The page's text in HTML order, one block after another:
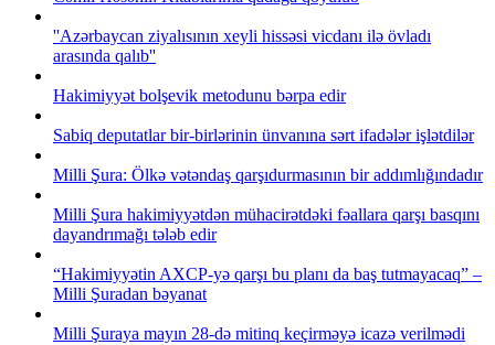
''Azərbaycan ziyalısının xeyli hissəsi vicdanı ilə övladı
arasında qalıb''
Hakimiyyət bolşevik metodunu bərpa edir
Sabiq deputatlar bir-birlərinin ünvanına sərt ifadələr işlətdilər
Milli Şura: Ölkə vətəndaş qarşıdurmasının bir addımlığındadır
Milli Şura hakimiyyətdən mühacirətdəki fəallara qarşı basqını
dayandrımağı tələb edir
“Hakimiyyətin AXCP-yə qarşı bu planı da baş tutmayacaq” –
Milli Şuradan bəyanat
Milli Şuraya mayın 28-də mitinq keçirməyə icazə verilmədi